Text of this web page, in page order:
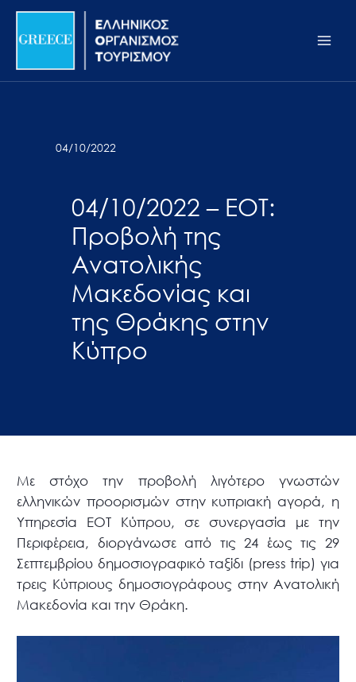
Σημείωση:
ιστότοπος
προσβασιμότητας.
Μετάβαση
περιεχόμενο
04/10/2022
04/10/2022 – ΕΟΤ:
Προβολή της
Ανατολικής
Μακεδονίας και
της Θράκης στην
Κύπρο
Με στόχο την προβολή λιγότερο γνωστών
ελληνικών προορισμών στην κυπριακή αγορά, η
Υπηρεσία ΕΟΤ Κύπρου, σε συνεργασία με την
Περιφέρεια, διοργάνωσε από τις 24 έως τις 29
Σεπτεμβρίου δημοσιογραφικό ταξίδι (press trip) για
τρεις Κύπριους δημοσιογράφους στην Ανατολική
Μακεδονία και την Θράκη.